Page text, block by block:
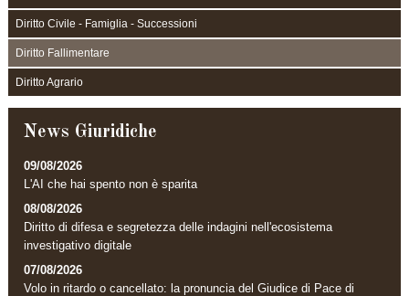
Diritto Civile - Famiglia - Successioni
Diritto Fallimentare
Diritto Agrario
News Giuridiche
09/08/2026
L'AI che hai spento non è sparita
08/08/2026
Diritto di difesa e segretezza delle indagini nell'ecosistema
investigativo digitale
07/08/2026
Volo in ritardo o cancellato: la pronuncia del Giudice di Pace di